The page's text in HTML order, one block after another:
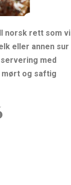
norsk rett som vi
eller annen sur
med
og saftig